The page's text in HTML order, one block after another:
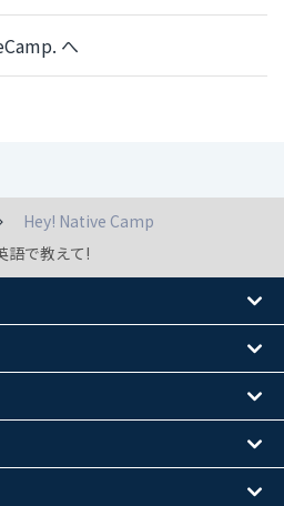
へ
Hey! Native Camp
語で教えて!